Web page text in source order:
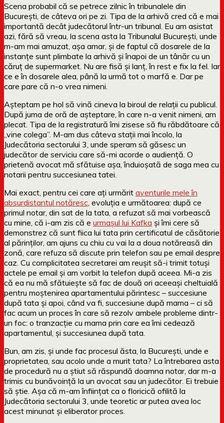
Scena probabil că se petrece zilnic în tribunalele din
București, de câteva ori pe zi. Tipa de la arhivă cred că e mai
importantă decât judecătorul într-un tribunal. Eu am asistat
azi, fără să vreau, la scena asta la Tribunalul București, unde
m-am mai amuzat, așa amar, și de faptul că dosarele de la
instanțe sunt plimbate la arhivă și înapoi de un tânăr cu un
căruț de supermarket. Nu are fisă și lanț, în rest e fix la fel. Iar
ce e în dosarele alea, până la urmă tot o marfă e. Dar pe
care pare că n-o vrea nimeni.
Așteptam pe hol să vină cineva la biroul de relații cu publicul.
După juma de oră de așteptare, în care n-a venit nimeni, am
plecat. Tipa de la registratură îmi zisese să fiu răbdătoare că
„vine colega”. M-am dus câteva stații mai încolo, la
Judecătoria sectorului 3, unde speram să găsesc un
judecător de serviciu care să-mi acorde o audiență. O
prietenă avocat mă sfătuise așa, înduioșată de saga mea cu
notarii pentru succesiunea tatei.
Mai exact, pentru cei care ați urmărit aventurile mele în
absurdistantul notăresc , evoluția e următoarea: după ce
primul notar, din sat de la tata, a refuzat să mai vorbească
cu mine, că i-am zis că e urmașul lui Kafka și îmi cere să
demonstrez că sunt fiica lui tata prin certificatul de căsătorie
al părinților, am ajuns cu chiu cu vai la a doua notăreasă din
zonă, care refuza să discute prin telefon sau pe email despre
caz. Cu complicitatea secretarei am reușit să-i trimit totuși
actele pe email și am vorbit la telefon după aceea. Mi-a zis
că ea nu mă sfătuiește să fac de două ori aceeași cheltuială
pentru moștenirea apartamentului părintesc – succesiune
după tata și apoi, când va fi, succesiune după mama – ci să
fac acum un proces în care să rezolv ambele probleme dintr-
un foc: o tranzacție cu mama prin care ea îmi cedează
apartamentul, și succesiunea după tata.
Bun, am zis, și unde fac procesul ăsta, la București, unde e
proprietatea, sau acolo unde a murit tata? La întrebarea asta
de procedură nu a știut să răspundă doamna notar, dar m-a
trimis cu bunăvoință la un avocat sau un judecător. Ei trebuie
să știe. Așa că m-am înființat ca o floricică ofilită la
Judecătoria sectorului 3, unde teoretic ar putea avea loc
acest minunat și eliberator proces.